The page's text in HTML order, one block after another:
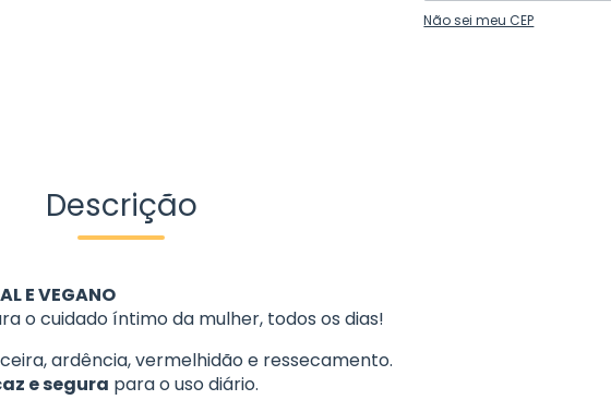
Não sei meu CEP
Descrição
E VEGANO
o cuidado íntimo da mulher, todos os dias!
ardência, vermelhidão e ressecamento.
e segura para o uso diário.